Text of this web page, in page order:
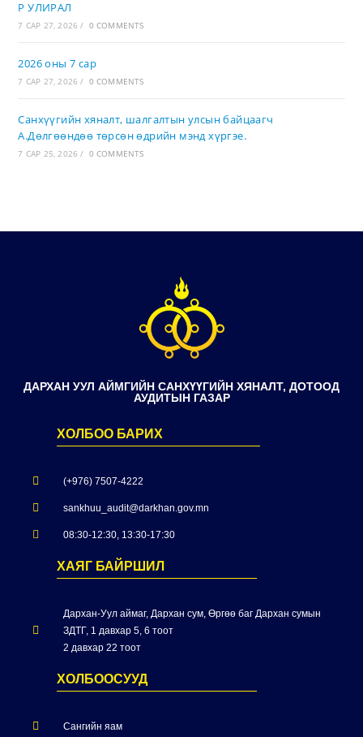
Р УЛИРАЛ
7 САР 27, 2026 / 0 COMMENTS
2026 оны 7 сар
7 САР 27, 2026 / 0 COMMENTS
Санхүүгийн хяналт, шалгалтын улсын байцаагч
А.Дөлгөөндөө төрсөн өдрийн мэнд хүргэе.
7 САР 25, 2026 / 0 COMMENTS
ДАРХАН УУЛ АЙМГИЙН САНХҮҮГИЙН ХЯНАЛТ, ДОТООД
АУДИТЫН ГАЗАР
ХОЛБОО БАРИХ
(+976) 7507-4222
sankhuu_audit@darkhan.gov.mn
08:30-12:30, 13:30-17:30
ХАЯГ БАЙРШИЛ
Дархан-Уул аймаг, Дархан сум, Өргөө баг Дархан сумын
ЗДТГ, 1 давхар 5, 6 тоот
2 давхар 22 тоот
ХОЛБООСУУД
Сангийн яам